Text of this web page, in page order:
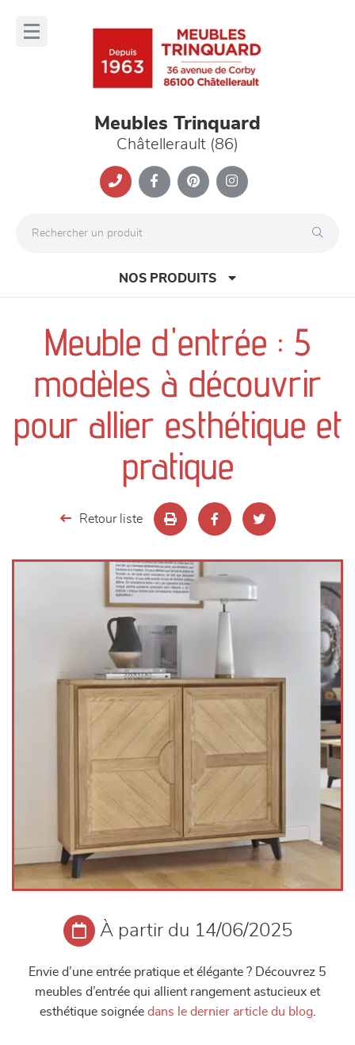
Meubles Trinquard
Châtellerault (86)
NOS PRODUITS
canapés et fauteuils
séjours
chambres et dressing
Meuble d'entrée : 5
modèles à découvrir
pour allier esthétique et
pratique
Retour liste
À partir du 14/06/2025
Envie d’une entrée pratique et élégante ? Découvrez 5
meubles d’entrée qui allient rangement astucieux et
esthétique soignée dans le dernier article du blog.